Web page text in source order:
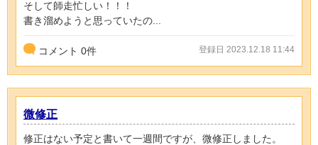
そして師走忙しい！！！
書き溜めようと思っていたの...
コメント 0件 登録日 2023.12.18 11:44
微修正
修正はない予定と書いて一週間ですが、微修正しました。